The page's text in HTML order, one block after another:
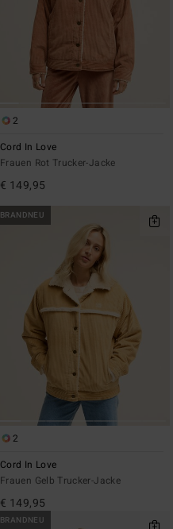
2
Cord In Love
Frauen Rot Trucker-Jacke
€ 149,95
BRANDNEU
2
Cord In Love
Frauen Gelb Trucker-Jacke
€ 149,95
BRANDNEU